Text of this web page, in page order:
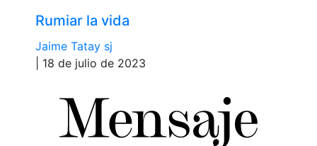
Rumiar la vida
Jaime Tatay sj
| 18 de julio de 2023